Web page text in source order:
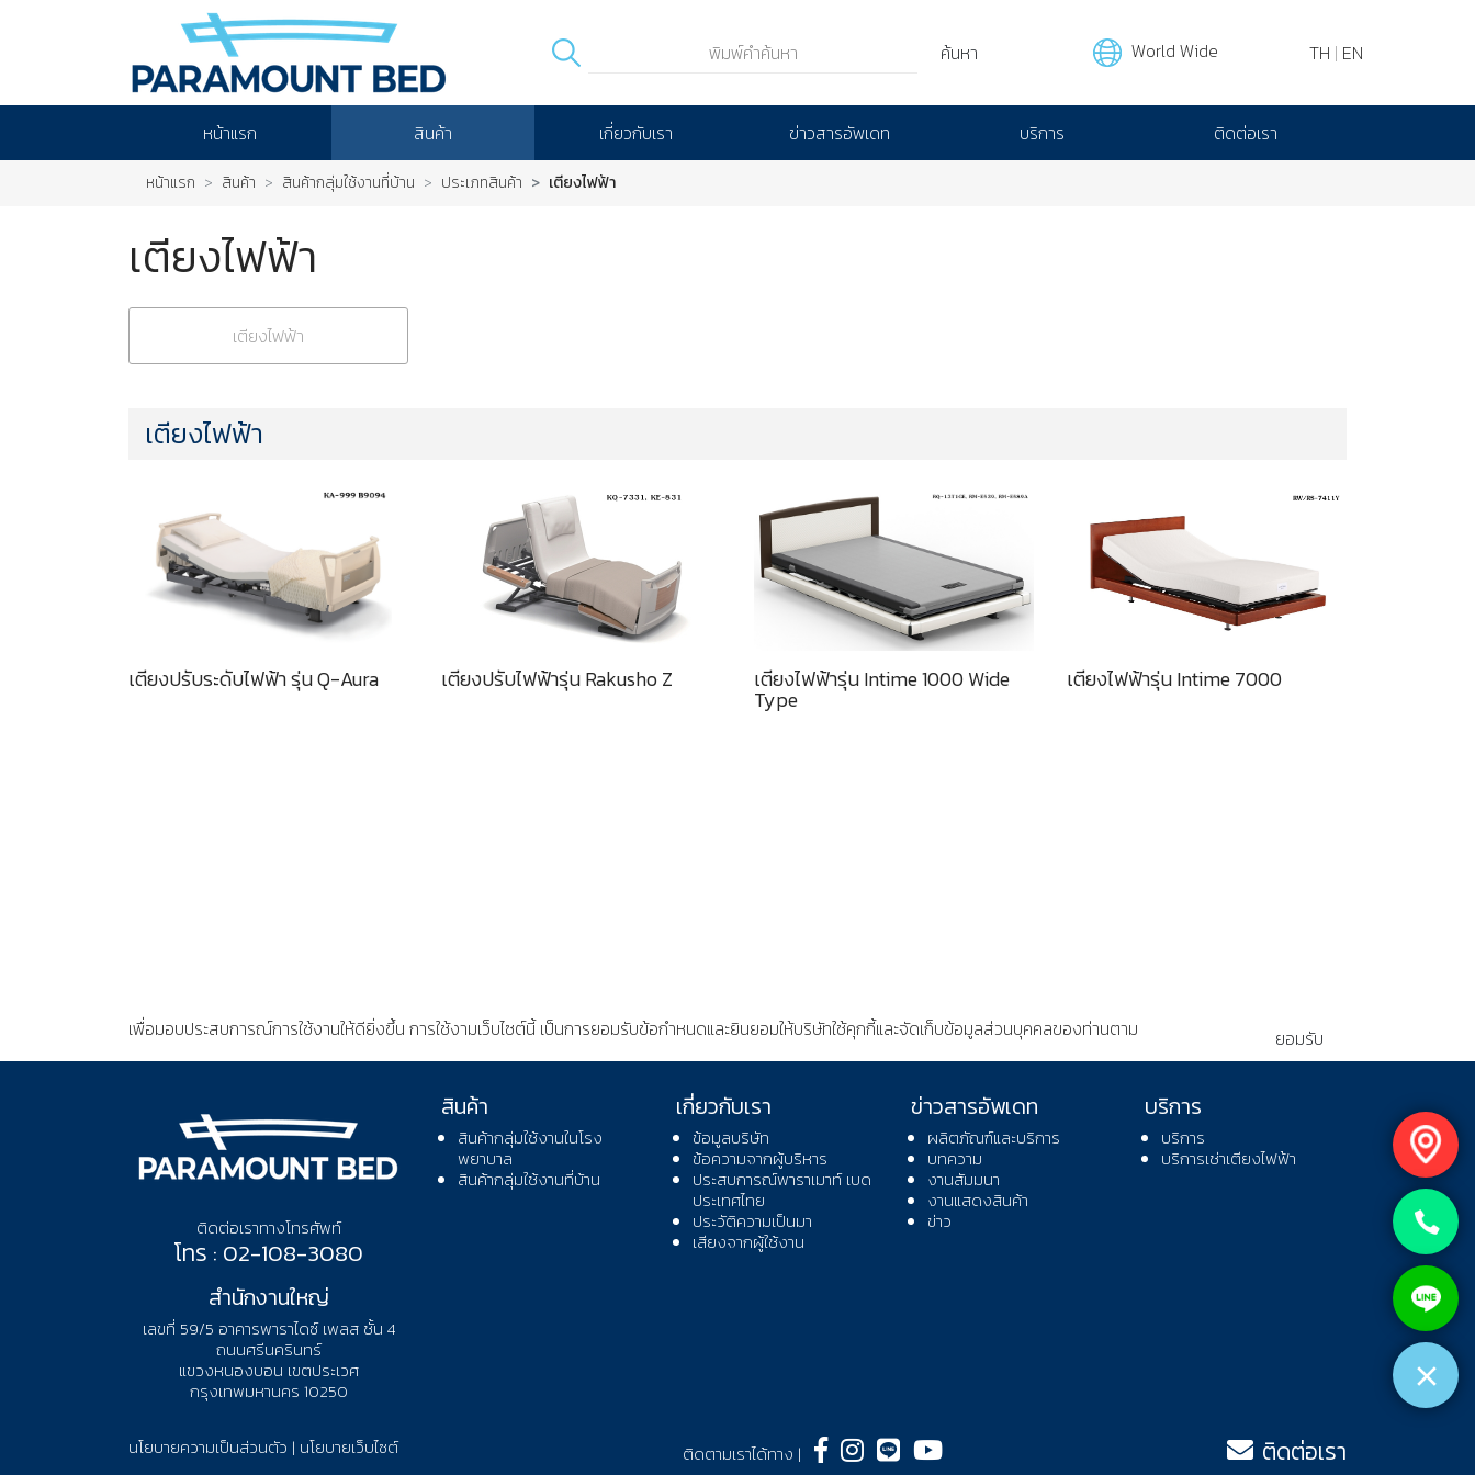
ค้นหา World Wide TH | EN
หน้าแรก สินค้า เกี่ยวกับเรา ข่าวสารอัพเดท บริการ ติดต่อเรา
หน้าแรก สินค้า สินค้ากลุ่มใช้งานที่บ้าน ประเภทสินค้า เตียงไฟฟ้า
เตียงไฟฟ้า
เตียงไฟฟ้า
เตียงไฟฟ้า
เตียงปรับระดับไฟฟ้า รุ่น Q-Aura เตียงปรับไฟฟ้ารุ่น Rakusho Z เตียงไฟฟ้ารุ่น Intime 1000 Wide
Type
เตียงไฟฟ้ารุ่น Intime 7000
เพื่อมอบประสบการณ์การใช้งานให้ดียิ่งขึ้น การใช้งามเว็บไซต์นี้ เป็นการยอมรับข้อกำหนดและยินยอมให้บริษัทใช้คุกกี้และจัดเก็บข้อมูลส่วนบุคคลของท่านตาม
ยอมรับ
ติดต่อเราทางโทรศัพท์
โทร : 02-108-3080
สำนักงานใหญ่
เลขที่ 59/5 อาคารพาราไดซ์ เพลส ชั้น 4
ถนนศรีนครินทร์
แขวงหนองบอน เขตประเวศ
กรุงเทพมหานคร 10250
สินค้า
สินค้ากลุ่มใช้งานในโรง
พยาบาล
สินค้ากลุ่มใช้งานที่บ้าน
เกี่ยวกับเรา
ข้อมูลบริษัท
ข้อความจากผู้บริหาร
ประสบการณ์พาราเมาท์ เบด
ประเทศไทย
ประวัติความเป็นมา
เสียงจากผู้ใช้งาน
ข่าวสารอัพเดท
ผลิตภัณฑ์และบริการ
บทความ
งานสัมมนา
งานแสดงสินค้า
ข่าว
บริการ
บริการ
บริการเช่าเตียงไฟฟ้า
นโยบายความเป็นส่วนตัว | นโยบายเว็บไซต์ ติดตามเราได้ทาง | ติดต่อเรา